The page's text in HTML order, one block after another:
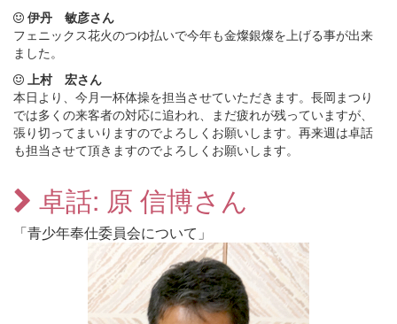
伊丹 敏彦さん
フェニックス花火のつゆ払いで今年も金燦銀燦を上げる事が出来
ました。
上村 宏さん
本日より、今月一杯体操を担当させていただきます。長岡まつり
では多くの来客者の対応に追われ、まだ疲れが残っていますが、
張り切ってまいりますのでよろしくお願いします。再来週は卓話
も担当させて頂きますのでよろしくお願いします。
卓話: 原 信博さん
「青少年奉仕委員会について」